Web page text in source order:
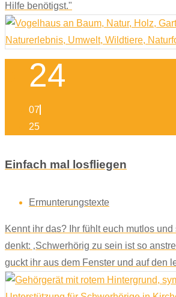
Hilfe benötigst."
24
07
25
Einfach mal losfliegen
Ermunterungstexte
Kennt ihr das? Ihr fühlt euch mutlos
denkt: ‚Schwerhörig zu sein ist so
guckt ihr aus dem Fenster und auf den